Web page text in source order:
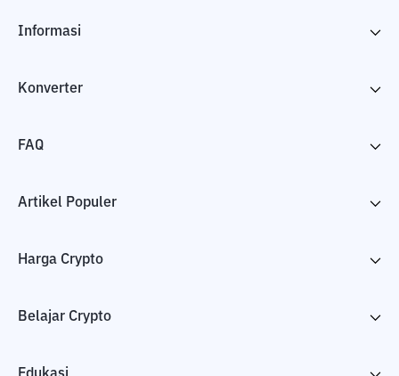
Informasi
Konverter
FAQ
Artikel Populer
Harga Crypto
Belajar Crypto